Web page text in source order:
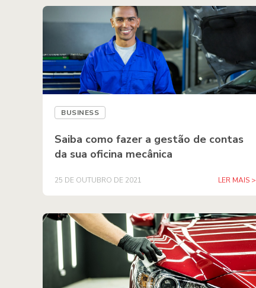
BUSINESS
Saiba como fazer a gestão de contas
da sua oficina mecânica
25 DE OUTUBRO DE 2021 LER MAIS >